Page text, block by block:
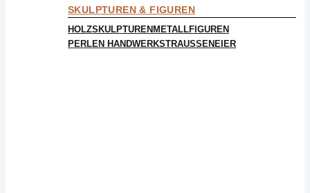
SKULPTUREN & FIGUREN
HOLZSKULPTURENMETALLFIGUREN
PERLEN HANDWERKSTRAUSSENEIER